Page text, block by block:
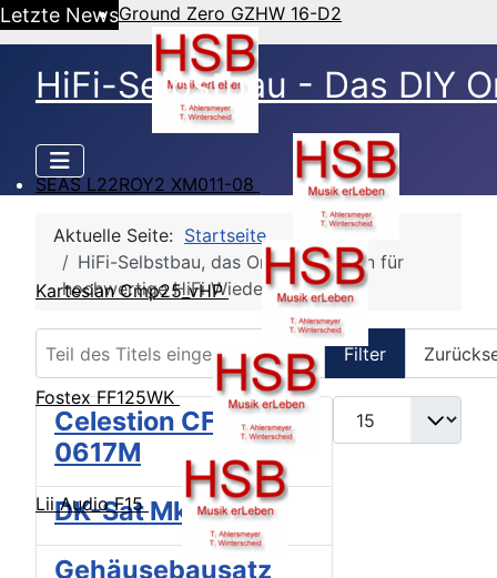
Letzte NewsGround Zero GZHW 16-D2
SEAS L22ROY2 XM011-08
Kartesian Cmp25_vHP
Fostex FF125WK
Lii Audio F15
HiFi-Selbstbau - Das DIY
Aktuelle Seite: Startseite
HiFi-Selbstbau, das Online Magazin für
hochwertige HiFi Wiedergabe
Filter
Anzeige #
Celestion CF-
0617M
DK-Sat MkII
Gehäusebausatz